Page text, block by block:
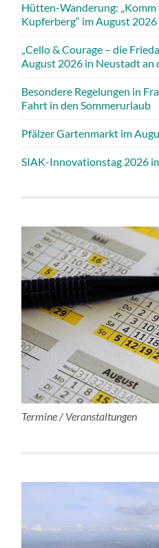
Hütten-Wanderung: „Komm
Kupferberg“ im August
„Cello & Courage – die
August 2026 in Neustadt an
Besondere Regelungen in
Fahrt in den Sommerurlaub
Pfälzer Gartenmarkt im
SIAK-Innovationstag 2026
Termine / Veranstaltungen